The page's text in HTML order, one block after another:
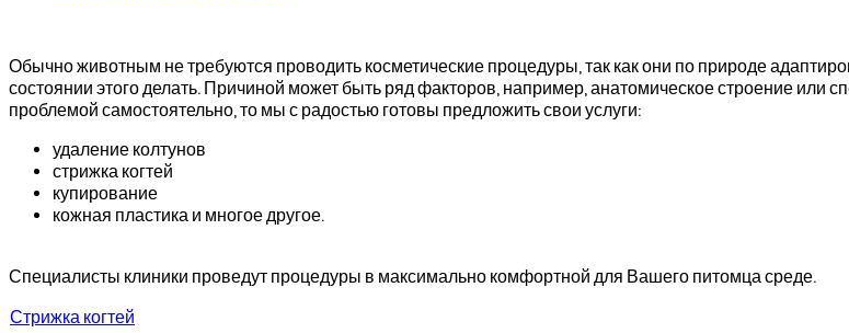
Обычно животным не требуются проводить косметические процедуры, так как они по природе
состоянии этого делать. Причиной может быть ряд факторов, например, анатомическое строение
проблемой самостоятельно, то мы с радостью готовы предложить свои услуги:
удаление колтунов
стрижка когтей
купирование
кожная пластика и многое другое.
Специалисты клиники проведут процедуры в максимально комфортной для Вашего питомца среде.
Стрижка когтей